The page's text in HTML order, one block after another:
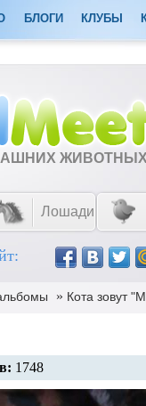
БЛОГИ КЛУБЫ
Лошади
» Кота зовут
1748